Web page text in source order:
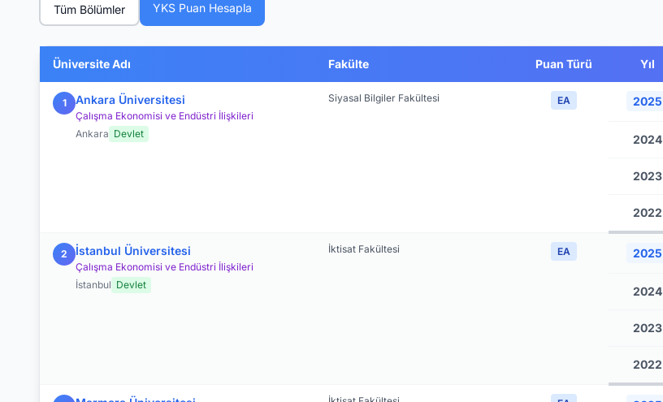
Tüm Bölümler YKS Puan Hesapla
Üniversite Adı Fakülte Puan Türü Yıl
1 Ankara Üniversitesi
Çalışma Ekonomisi ve Endüstri İlişkileri
Ankara Devlet
Siyasal Bilgiler Fakültesi EA 2025
2024
2023
2022
2 İstanbul Üniversitesi
Çalışma Ekonomisi ve Endüstri İlişkileri
İstanbul Devlet
İktisat Fakültesi EA 2025
2024
2023
2022